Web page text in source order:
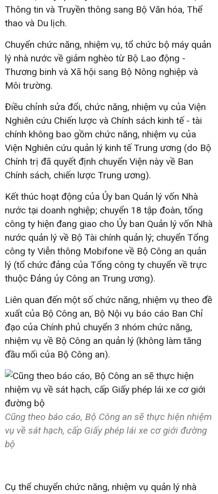
Thông tin và Truyền thông sang Bộ Văn hóa, Thể
thao và Du lịch.
Chuyển chức năng, nhiệm vụ, tổ chức bộ máy quản
lý nhà nước về giảm nghèo từ Bộ Lao động -
Thương binh và Xã hội sang Bộ Nông nghiệp và
Môi trường.
Điều chỉnh sửa đổi, chức năng, nhiệm vụ của Viện
Nghiên cứu Chiến lược và Chính sách kinh tế - tài
chính không bao gồm chức năng, nhiệm vụ của
Viện Nghiên cứu quản lý kinh tế Trung ương (do Bộ
Chính trị đã quyết định chuyển Viện này về Ban
Chính sách, chiến lược Trung ương).
Kết thúc hoạt động của Ủy ban Quản lý vốn Nhà
nước tại doanh nghiệp; chuyển 18 tập đoàn, tổng
công ty hiện đang giao cho Ủy ban Quản lý vốn Nhà
nước quản lý về Bộ Tài chính quản lý; chuyển Tổng
công ty Viễn thông Mobifone về Bộ Công an quản
lý (tổ chức đảng của Tổng công ty chuyển về trực
thuộc Đảng ủy Công an Trung ương).
Liên quan đến một số chức năng, nhiệm vụ theo đề
xuất của Bộ Công an, Bộ Nội vụ báo cáo Ban Chỉ
đạo của Chính phủ chuyển 3 nhóm chức năng,
nhiệm vụ về Bộ Công an quản lý (không làm tăng
đầu mối của Bộ Công an).
Cũng theo báo cáo, Bộ Công an sẽ thực hiện nhiệm
vụ về sát hạch, cấp Giấy phép lái xe cơ giới đường
bộ
Cụ thể chuyển chức năng, nhiệm vụ quản lý nhà